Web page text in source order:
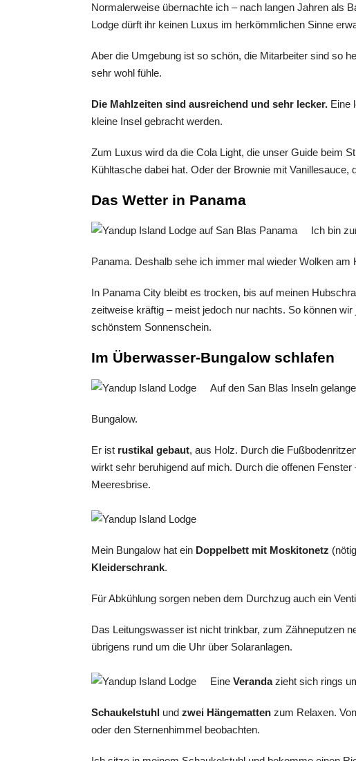
Normalerweise übernachte ich – nach langen Jahren als
Lodge dürft ihr keinen Luxus im herkömmlichen Sinne
Aber die Umgebung ist so schön, die Mitarbeiter sind so
sehr wohl fühle.
Die Mahlzeiten sind ausreichend und sehr lecker. Eine
kleine Insel gebracht werden.
Zum Luxus wird da die Cola Light, die unser Guide beim
Kühltasche dabei hat. Oder der Brownie mit
Das Wetter in Panama
Ich bin
Panama. Deshalb sehe ich immer mal wieder Wolken am
In Panama City bleibt es trocken, bis auf meinen
zeitweise kräftig – meist jedoch nur nachts. So können
schönstem Sonnenschein.
Im Überwasser-Bungalow schlafen
Auf den San Blas Inseln
Bungalow.
Er ist rustikal gebaut, aus Holz. Durch die
wirkt sehr beruhigend auf mich. Durch die offenen
Meeresbrise.
Mein Bungalow hat ein Doppelbett mit Moskitonetz
Kleiderschrank.
Für Abkühlung sorgen neben dem Durchzug auch ein
Das Leitungswasser ist nicht trinkbar, zum Zähneputzen
übrigens rund um die Uhr über Solaranlagen.
Eine Verandazieht sich rings
Schaukelstuhl und zwei Hängematten zum Relaxen.
oder den Sternenhimmel beobachten.